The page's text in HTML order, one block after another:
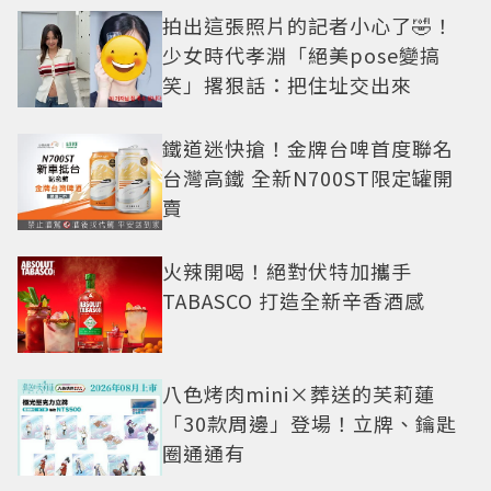
拍出這張照片的記者小心了🤣！
少女時代孝淵「絕美pose變搞
笑」撂狠話：把住址交出來
鐵道迷快搶！金牌台啤首度聯名
台灣高鐵 全新N700ST限定罐開
賣
火辣開喝！絕對伏特加攜手
TABASCO 打造全新辛香酒感
八色烤肉mini×葬送的芙莉蓮
「30款周邊」登場！立牌、鑰匙
圈通通有